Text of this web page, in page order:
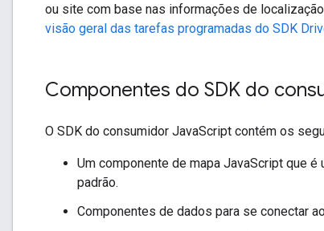
ou site com base nas informações de
visão geral das tarefas programadas do SDK
Componentes do SDK do
O SDK do consumidor JavaScript contém os
Um componente de mapa JavaScript que
padrão.
Componentes de dados para se conectar